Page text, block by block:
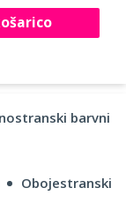
barvni
Obojestranski